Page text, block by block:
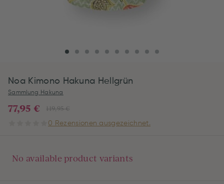
Noa Kimono Hakuna Hellgrün
Sammlung Hakuna
119,95 €
77,95 €
0 Rezensionen ausgezeichnet.
No available product variants